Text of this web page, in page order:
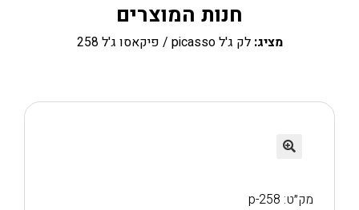
חנות המוצרים
מציג: לק ג'ל picasso / פיקאסו ג'ל 258
מק״ט: p-258